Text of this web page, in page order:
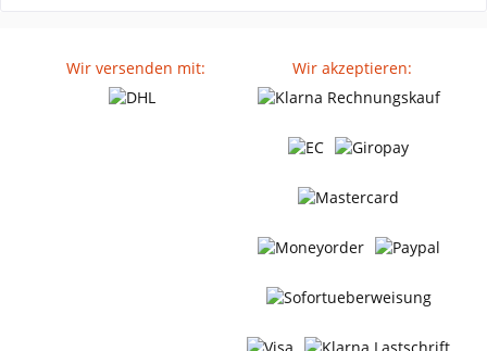
Wir versenden mit: Wir akzeptieren: